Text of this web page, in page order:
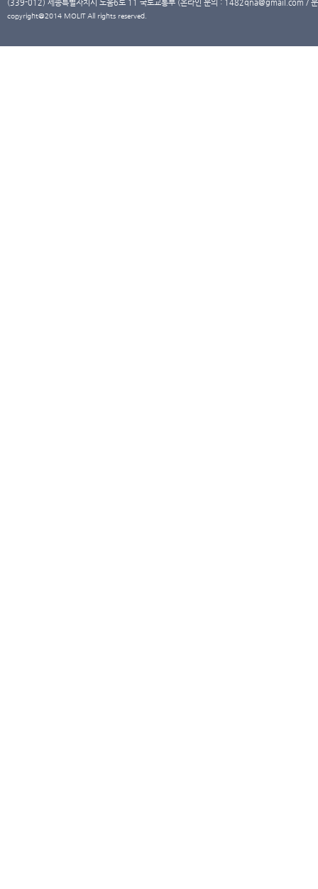
(339-012) 세종특별자치시 도움6로 11 국토교통부 (온라인 문의 : 1482qna@gmail.com /
copyright@2014 MOLIT All rights reserved.